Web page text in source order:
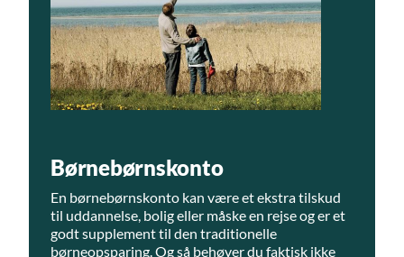
Børnebørnskonto
En børnebørnskonto kan være et ekstra tilskud
til uddannelse, bolig eller måske en rejse og er et
godt supplement til den traditionelle
børneopsparing. Og så behøver du faktisk ikke